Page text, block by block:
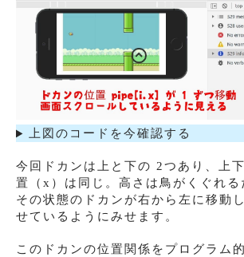
上図のコードを今確認する
今回ドカンは上と下の 2つあり、上
置（x）は同じ。高さは鳥がくぐれる
その状態のドカンが右から左に移動
せているようにみせます。
このドカンの位置関係をプログラム